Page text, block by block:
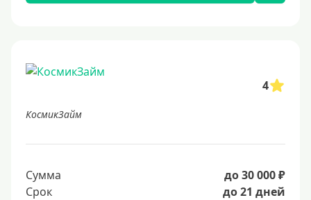
4
КосмикЗайм
Сумма
до 30 000 ₽
Срок
до 21 дней